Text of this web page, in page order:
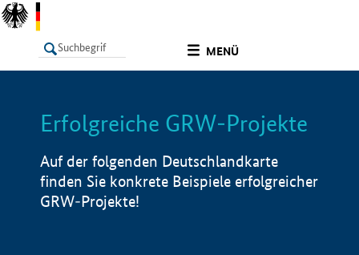
MENÜ
LISTE Info
Erfolgreiche GRW-Projekte
Auf der folgenden Deutschlandkarte
finden Sie konkrete Beispiele erfolgreicher
GRW-Projekte!